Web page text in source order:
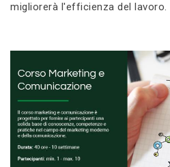
migliorerà l'efficienza del lavoro.